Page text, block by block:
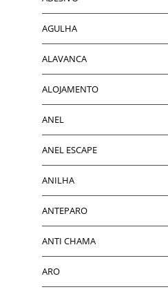
AGULHA
ALAVANCA
ALOJAMENTO
ANEL
ANEL ESCAPE
ANILHA
ANTEPARO
ANTI CHAMA
ARO